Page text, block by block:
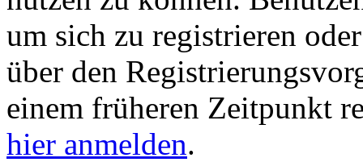
um sich zu registrieren
über den
einem früheren Zeitpunkt
hier anmelden.